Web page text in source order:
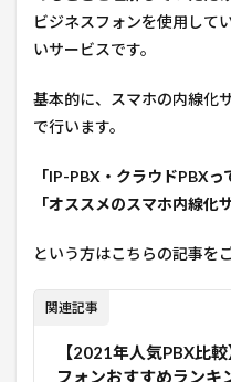
ビジネスフォンを使用して
いサービスです。
基本的に、スマホの内線化
で行います。
「IP-PBX・クラウドPBXっ
「オススメのスマホ内線化
という方はこちらの記事を
関連記事
【2021年人気PBX比
フォンおすすめランキ